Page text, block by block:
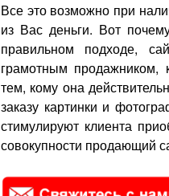
Все это возможно при
из Вас деньги. Вот
правильном подходе,
грамотным продажником,
тем, кому она
заказу картинки и
стимулируют клиента
совокупности продающий